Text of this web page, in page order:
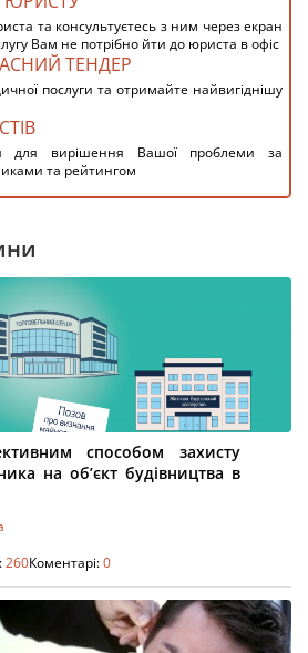
та консультуєтесь з ним через екран
Вам не потрібно йти до юриста в офіс
ТЕНДЕР
послуги та отримайте найвигіднішу
для вирішення Вашої проблеми за
та рейтингом
способом захисту
на об’єкт будівництва в
260Коментарі:0